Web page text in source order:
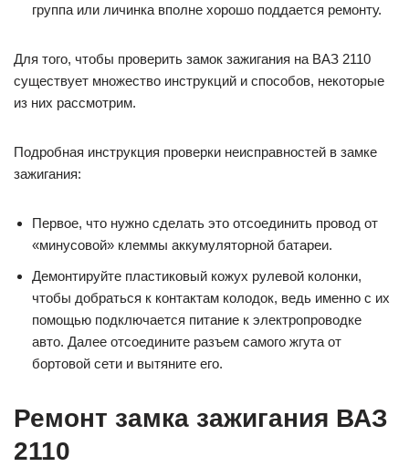
группа или личинка вполне хорошо поддается ремонту.
Для того, чтобы проверить замок зажигания на ВАЗ 2110
существует множество инструкций и способов, некоторые
из них рассмотрим.
Подробная инструкция проверки неисправностей в замке
зажигания:
Первое, что нужно сделать это отсоединить провод от
«минусовой» клеммы аккумуляторной батареи.
Демонтируйте пластиковый кожух рулевой колонки,
чтобы добраться к контактам колодок, ведь именно с их
помощью подключается питание к электропроводке
авто. Далее отсоедините разъем самого жгута от
бортовой сети и вытяните его.
Ремонт замка зажигания ВАЗ
2110